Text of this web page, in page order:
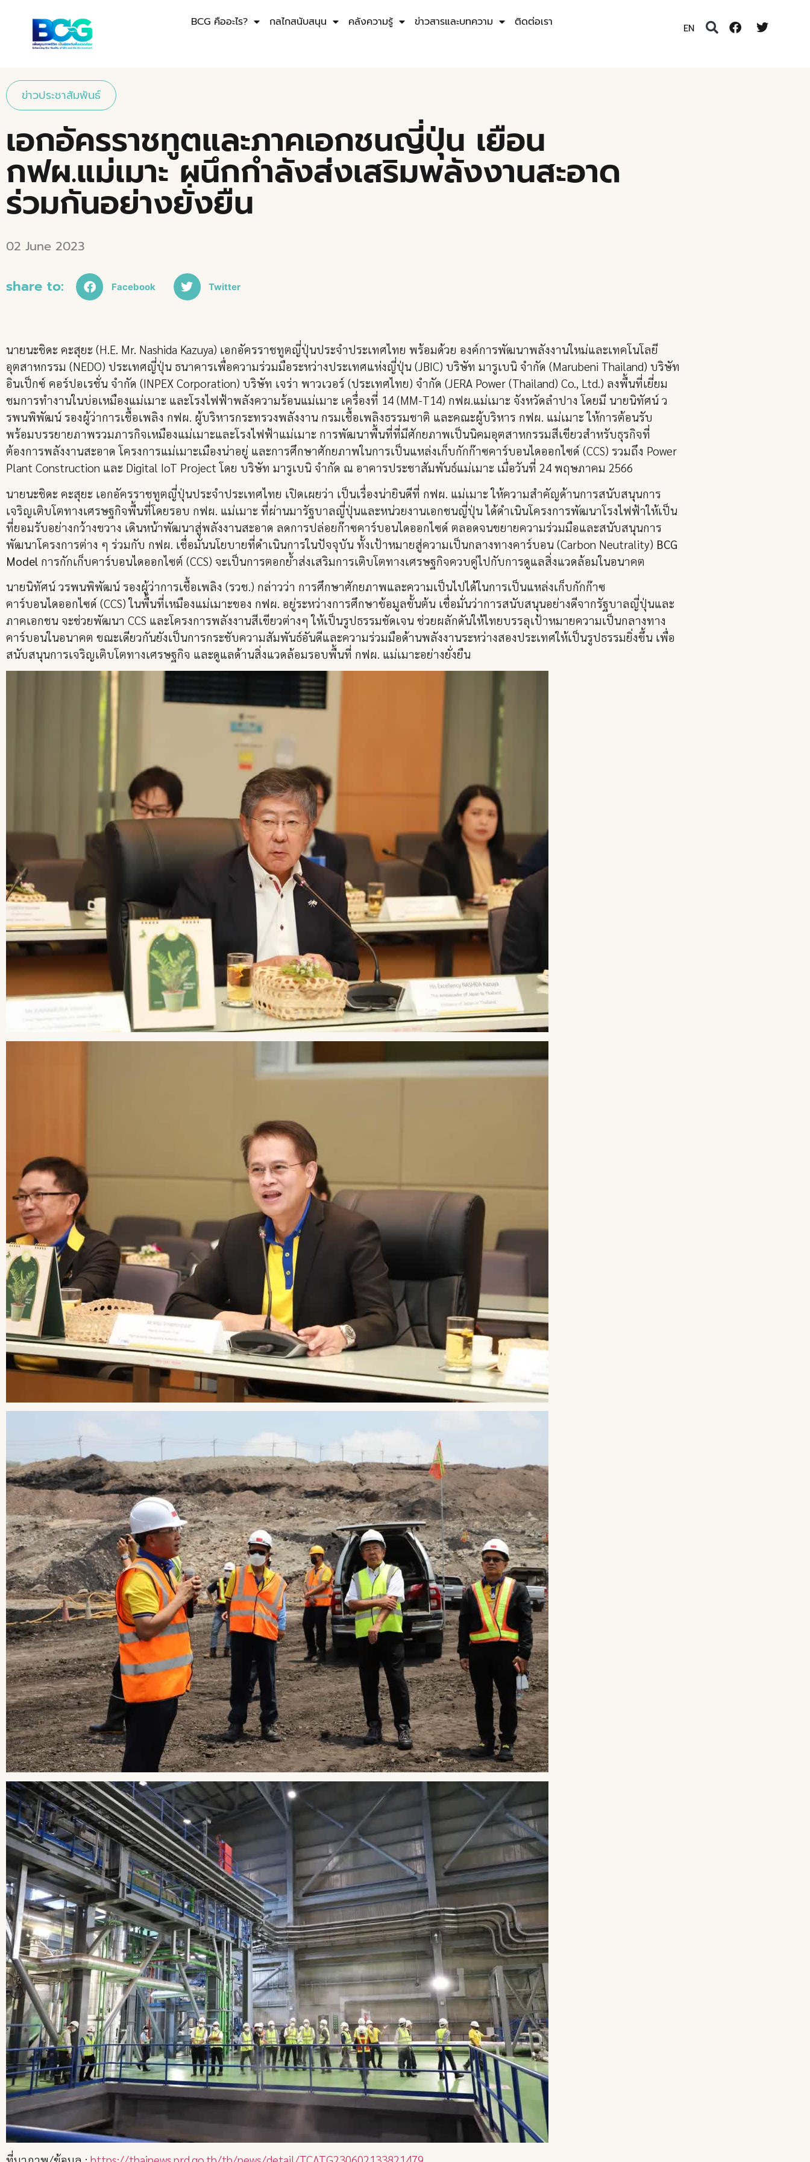
BCG คืออะไร? กลไกสนับสนุน คลังความรู้ ข่าวสารและบทความ ติดต่อเรา EN
ข่าวประชาสัมพันธ์
เอกอัครราชทูตและภาคเอกชนญี่ปุ่น เยือน
กฟผ.แม่เมาะ ผนึกกำลังส่งเสริมพลังงานสะอาด
ร่วมกันอย่างยั่งยืน
02 June 2023
share to: Facebook Twitter
นายนะชิดะ คะสุยะ (H.E. Mr. Nashida Kazuya) เอกอัครราชทูตญี่ปุ่นประจำประเทศไทย พร้อมด้วย องค์การพัฒนาพลังงานใหม่และเทคโนโลยี
อุตสาหกรรม (NEDO) ประเทศญี่ปุ่น ธนาคารเพื่อความร่วมมือระหว่างประเทศแห่งญี่ปุ่น (JBIC) บริษัท มารูเบนิ จำกัด (Marubeni Thailand) บริษัท
อินเป็กซ์ คอร์ปอเรชั่น จำกัด (INPEX Corporation) บริษัท เจร่า พาวเวอร์ (ประเทศไทย) จำกัด (JERA Power (Thailand) Co., Ltd.) ลงพื้นที่เยี่ยม
ชมการทำงานในบ่อเหมืองแม่เมาะ และโรงไฟฟ้าพลังความร้อนแม่เมาะ เครื่องที่ 14 (MM-T14) กฟผ.แม่เมาะ จังหวัดลำปาง โดยมี นายนิทัศน์ ว
รพนพิพัฒน์ รองผู้ว่าการเชื้อเพลิง กฟผ. ผู้บริหารกระทรวงพลังงาน กรมเชื้อเพลิงธรรมชาติ และคณะผู้บริหาร กฟผ. แม่เมาะ ให้การต้อนรับ
พร้อมบรรยายภาพรวมภารกิจเหมืองแม่เมาะและโรงไฟฟ้าแม่เมาะ การพัฒนาพื้นที่ที่มีศักยภาพเป็นนิคมอุตสาหกรรมสีเขียวสำหรับธุรกิจที่
ต้องการพลังงานสะอาด โครงการแม่เมาะเมืองน่าอยู่ และการศึกษาศักยภาพในการเป็นแหล่งเก็บกักก๊าซคาร์บอนไดออกไซด์ (CCS) รวมถึง Power
Plant Construction และ Digital IoT Project โดย บริษัท มารูเบนิ จำกัด ณ อาคารประชาสัมพันธ์แม่เมาะ เมื่อวันที่ 24 พฤษภาคม 2566
นายนะชิดะ คะสุยะ เอกอัครราชทูตญี่ปุ่นประจำประเทศไทย เปิดเผยว่า เป็นเรื่องน่ายินดีที่ กฟผ. แม่เมาะ ให้ความสำคัญด้านการสนับสนุนการ
เจริญเติบโตทางเศรษฐกิจพื้นที่โดยรอบ กฟผ. แม่เมาะ ที่ผ่านมารัฐบาลญี่ปุ่นและหน่วยงานเอกชนญี่ปุ่น ได้ดำเนินโครงการพัฒนาโรงไฟฟ้าให้เป็น
ที่ยอมรับอย่างกว้างขวาง เดินหน้าพัฒนาสู่พลังงานสะอาด ลดการปล่อยก๊าซคาร์บอนไดออกไซด์ ตลอดจนขยายความร่วมมือและสนับสนุนการ
พัฒนาโครงการต่าง ๆ ร่วมกับ กฟผ. เชื่อมั่นนโยบายที่ดำเนินการในปัจจุบัน ทั้งเป้าหมายสู่ความเป็นกลางทางคาร์บอน (Carbon Neutrality) BCG
Model การกักเก็บคาร์บอนไดออกไซต์ (CCS) จะเป็นการตอกย้ำส่งเสริมการเติบโตทางเศรษฐกิจควบคู่ไปกับการดูแลสิ่งแวดล้อมในอนาคต
นายนิทัศน์ วรพนพิพัฒน์ รองผู้ว่าการเชื้อเพลิง (รวช.) กล่าวว่า การศึกษาศักยภาพและความเป็นไปได้ในการเป็นแหล่งเก็บกักก๊าซ
คาร์บอนไดออกไซด์ (CCS) ในพื้นที่เหมืองแม่เมาะของ กฟผ. อยู่ระหว่างการศึกษาข้อมูลขั้นต้น เชื่อมั่นว่าการสนับสนุนอย่างดีจากรัฐบาลญี่ปุ่นและ
ภาคเอกชน จะช่วยพัฒนา CCS และโครงการพลังงานสีเขียวต่างๆ ให้เป็นรูปธรรมชัดเจน ช่วยผลักดันให้ไทยบรรลุเป้าหมายความเป็นกลางทาง
คาร์บอนในอนาคต ขณะเดียวกันยังเป็นการกระชับความสัมพันธ์อันดีและความร่วมมือด้านพลังงานระหว่างสองประเทศให้เป็นรูปธรรมยิ่งขึ้น เพื่อ
สนับสนุนการเจริญเติบโตทางเศรษฐกิจ และดูแลด้านสิ่งแวดล้อมรอบพื้นที่ กฟผ. แม่เมาะอย่างยั่งยืน